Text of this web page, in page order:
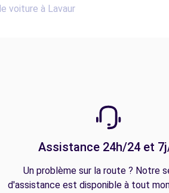
voiture à Lavaur
Assistance 24h/24 et
Un problème sur la route ? Notre
d'assistance est disponible à tout